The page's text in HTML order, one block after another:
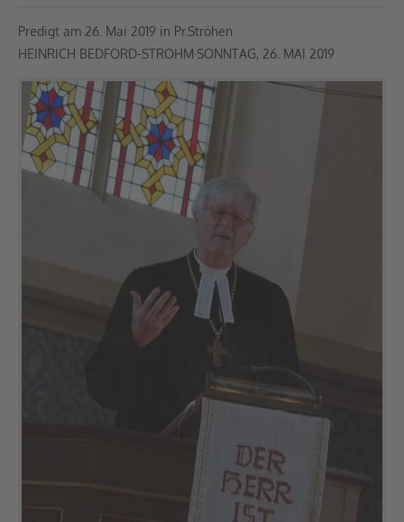
Predigt am 26. Mai 2019 in Pr.Ströhen
HEINRICH BEDFORD-STROHM·SONNTAG, 26. MAI 2019